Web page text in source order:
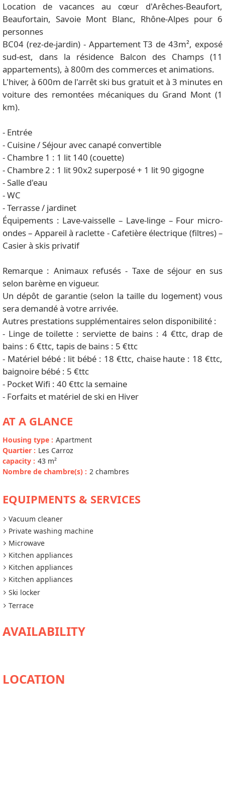
Location de vacances au cœur d'Arêches-Beaufort,
Beaufortain, Savoie Mont Blanc, Rhône-Alpes pour 6
personnes
BC04 (rez-de-jardin) - Appartement T3 de 43m², exposé
sud-est, dans la résidence Balcon des Champs (11
appartements), à 800m des commerces et animations.
L'hiver, à 600m de l'arrêt ski bus gratuit et à 3 minutes en
voiture des remontées mécaniques du Grand Mont (1
km).
- Entrée
- Cuisine / Séjour avec canapé convertible
- Chambre 1 : 1 lit 140 (couette)
- Chambre 2 : 1 lit 90x2 superposé + 1 lit 90 gigogne
- Salle d'eau
- WC
- Terrasse / jardinet
Équipements : Lave-vaisselle – Lave-linge – Four micro-
ondes – Appareil à raclette - Cafetière électrique (filtres) –
Casier à skis privatif
Remarque : Animaux refusés - Taxe de séjour en sus
selon barème en vigueur.
Un dépôt de garantie (selon la taille du logement) vous
sera demandé à votre arrivée.
Autres prestations supplémentaires selon disponibilité :
- Linge de toilette : serviette de bains : 4 €ttc, drap de
bains : 6 €ttc, tapis de bains : 5 €ttc
- Matériel bébé : lit bébé : 18 €ttc, chaise haute : 18 €ttc,
baignoire bébé : 5 €ttc
- Pocket Wifi : 40 €ttc la semaine
- Forfaits et matériel de ski en Hiver
AT A GLANCE
Housing type : Apartment
Quartier : Les Carroz
capacity : 43 m²
Nombre de chambre(s) : 2 chambres
EQUIPMENTS & SERVICES
Vacuum cleaner
Private washing machine
Microwave
Kitchen appliances
Kitchen appliances
Kitchen appliances
Ski locker
Terrace
AVAILABILITY